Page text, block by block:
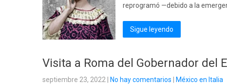
reprogramó —debido a la
Sigue leyendo
Visita a Roma del Gobernador del
septiembre 23, 2022 No hay comentarios México en Italia